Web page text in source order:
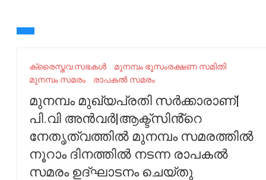
ക്രൈസ്തവ സഭകൾ
മുനമ്പം ഭൂസംരക്ഷണ സമിതി
മുനമ്പം സമരം
രാപകൽ സമരം
മുനമ്പം മുഖ്യപ്രതി സർക്കാരാണ്|
പി.വി അൻവർ|ആക്ട്സിൻ്റെ
നേതൃത്വത്തിൽ മുനമ്പം സമരത്തിൽ
നൂറാം ദിനത്തിൽ നടന്ന രാപകൽ
സമരം ഉദ്ഘാടനം ചെയ്തു